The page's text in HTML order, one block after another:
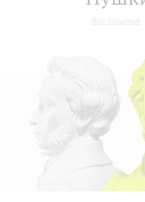
Все события